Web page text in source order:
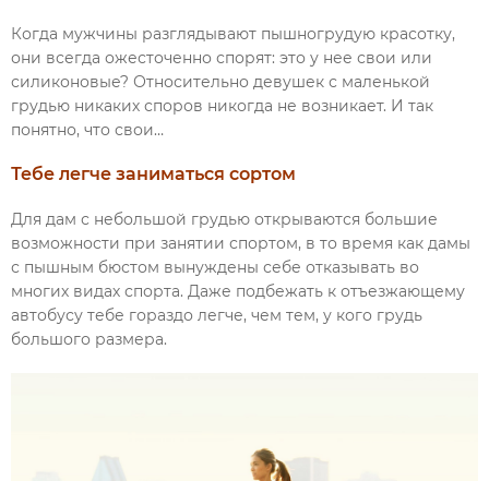
Когда мужчины разглядывают пышногрудую красотку,
они всегда ожесточенно спорят: это у нее свои или
силиконовые? Относительно девушек с маленькой
грудью никаких споров никогда не возникает. И так
понятно, что свои…
Тебе легче заниматься сортом
Для дам с небольшой грудью открываются большие
возможности при занятии спортом, в то время как дамы
с пышным бюстом вынуждены себе отказывать во
многих видах спорта. Даже подбежать к отъезжающему
автобусу тебе гораздо легче, чем тем, у кого грудь
большого размера.